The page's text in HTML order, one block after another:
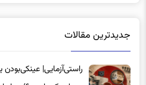
راستی‌آزمایی| عینکی‌بودن
به «لیزیک» است؟/